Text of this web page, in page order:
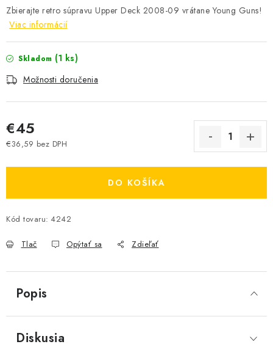
Zbierajte retro súpravu Upper Deck 2008-09 vrátane Young Guns!
Viac informácií
Skladom (1 ks)
Možnosti doručenia
€45
€36,59 bez DPH
DO KOŠÍKA
Kód tovaru: 4242
Tlač Opýtať sa Zdieľať
Popis
Diskusia